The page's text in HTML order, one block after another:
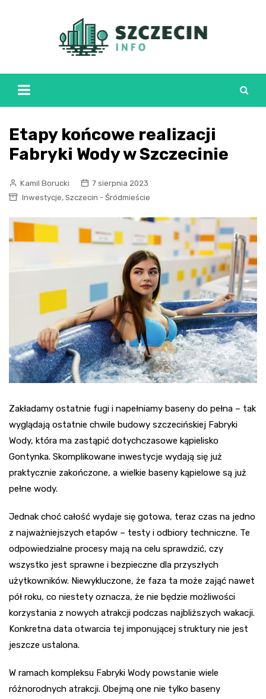
Etapy końcowe realizacji
Fabryki Wody w Szczecinie
Kamil Borucki
7 sierpnia 2023
Inwestycje, Szczecin - Śródmieście
Zakładamy ostatnie fugi i napełniamy baseny do pełna – tak
wyglądają ostatnie chwile budowy szczecińskiej Fabryki
Wody, która ma zastąpić dotychczasowe kąpielisko
Gontynka. Skomplikowane inwestycje wydają się już
praktycznie zakończone, a wielkie baseny kąpielowe są już
pełne wody.
Jednak choć całość wydaje się gotowa, teraz czas na jedno
z najważniejszych etapów – testy i odbiory techniczne. Te
odpowiedzialne procesy mają na celu sprawdzić, czy
wszystko jest sprawne i bezpieczne dla przyszłych
użytkowników. Niewykluczone, że faza ta może zająć nawet
pół roku, co niestety oznacza, że nie będzie możliwości
korzystania z nowych atrakcji podczas najbliższych wakacji.
Konkretna data otwarcia tej imponującej struktury nie jest
jeszcze ustalona.
W ramach kompleksu Fabryki Wody powstanie wiele
różnorodnych atrakcji. Obejmą one nie tylko baseny